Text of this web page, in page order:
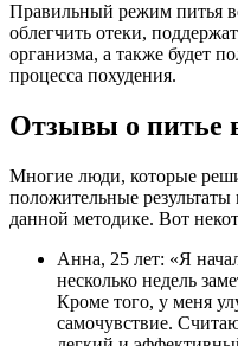
Правильный режим питья
облегчить отеки,
организма, а также будет
процесса похудения.
Отзывы о питье
Многие люди, которые
положительные
данной методике. Вот
Анна, 25 лет: «Я
несколько недель
Кроме того, у меня
самочувствие.